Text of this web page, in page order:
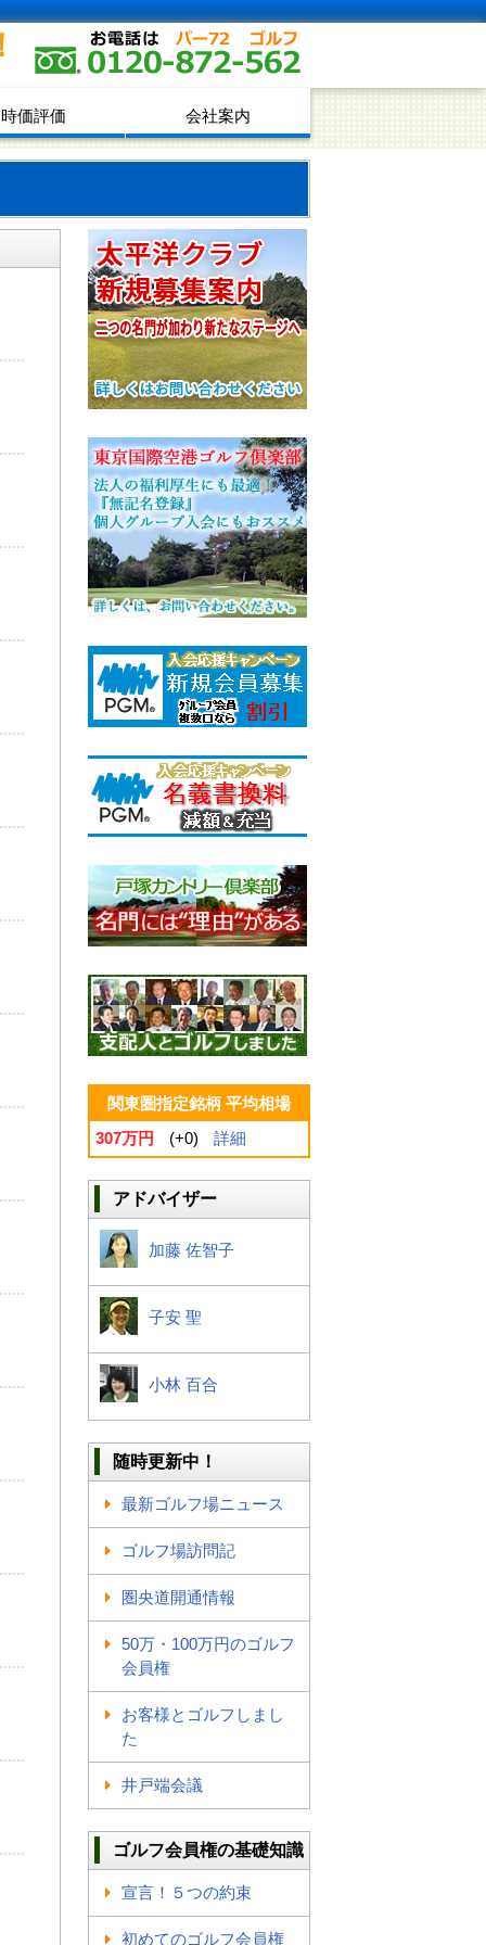
時価評価 会社案内
関東圏指定銘柄 平均相場
307万円
(+0) 詳細
アドバイザー
加藤 佐智子
子安 聖
小林 百合
随時更新中！
最新ゴルフ場ニュース
ゴルフ場訪問記
圏央道開通情報
50万・100万円のゴルフ
会員権
お客様とゴルフしまし
た
井戸端会議
ゴルフ会員権の基礎知識
宣言！５つの約束
初めてのゴルフ会員権